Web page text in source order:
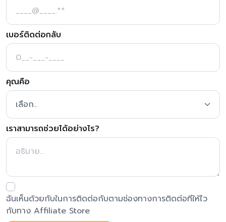
เบอร์ติดต่อกลับ
คุณคือ
เราสามารถช่วยได้อย่างไร?
ฉันเห็นด้วยกับในการติดต่อกับตามช่องทางการติดต่อทีให้ไว
กับทาง Affiliate Store